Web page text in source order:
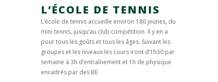
L’ÉCOLE DE TENNIS
L’école de tennis accueille environ 180 jeunes, du
mini tennis, jusqu’au club compétition. Il y en a
pour tous les goûts et tous les âges. Suivant les
groupes et les niveaux les cours iront d’1h30 par
semaine à 3h d’entraînement et 1h de physique
encadrés par des BE.